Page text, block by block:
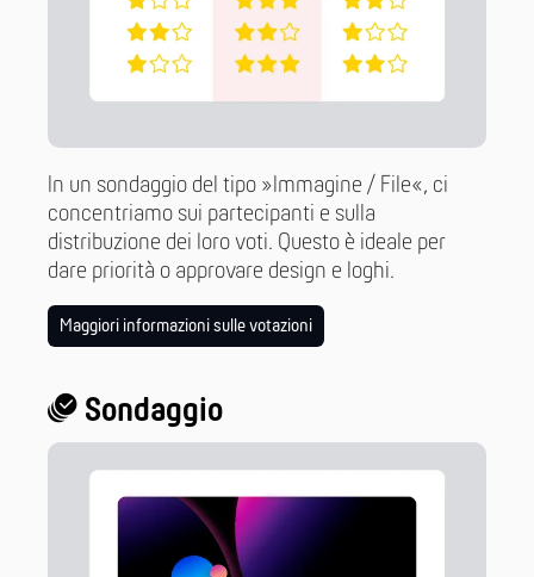
In un sondaggio del tipo »Immagine / File«, ci
concentriamo sui partecipanti e sulla
distribuzione dei loro voti. Questo è ideale per
dare priorità o approvare design e loghi.
Maggiori informazioni sulle votazioni
Sondaggio